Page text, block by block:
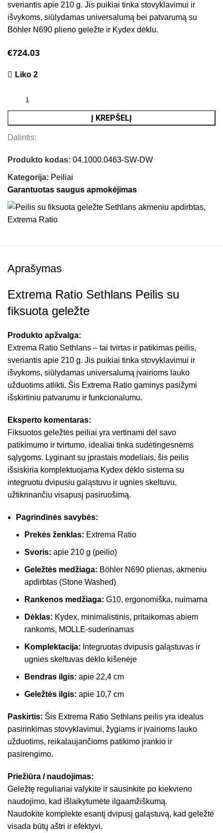
sveriantis apie 210 g. Jis puikiai tinka stovyklavimui ir
išvykoms, siūlydamas universalumą bei patvarumą su
Böhler N690 plieno geležte ir Kydex dėklu.
€724.03
Liko 2
Į KREPŠELĮ
Dalintis:
Produkto kodas:04.1000.0463-SW-DW
Kategorija: Peiliai
Garantuotas saugus apmokėjimas
Aprašymas
Extrema Ratio Sethlans Peilis su
fiksuota geležte
Produkto apžvalga:
Extrema Ratio Sethlans – tai tvirtas ir patikimas peilis,
sveriantis apie 210 g. Jis puikiai tinka stovyklavimui ir
išvykoms, siūlydamas universalumą įvairioms lauko
užduotims atlikti. Šis Extrema Ratio gaminys pasižymi
išskirtiniu patvarumu ir funkcionalumu.
Eksperto komentaras:
Fiksuotos geležtės peiliai yra vertinami dėl savo
patikimumo ir tvirtumo, idealiai tinka sudėtingesnėms
sąlygoms. Lyginant su įprastais modeliais, šis peilis
išsiskiria komplektuojama Kydex dėklo sistema su
integruotu dvipusiu galąstuvu ir ugnies skeltuvu,
užtikrinančiu visapusį pasiruošimą.
Pagrindinės savybės:
Prekės ženklas: Extrema Ratio
Svoris: apie 210 g (peilio)
Geležtės medžiaga: Böhler N690 plienas, akmeniu
apdirbtas (Stone Washed)
Rankenos medžiaga: G10, ergonomiška, nuimama
Dėklas: Kydex, minimalistinis, pritaikomas abiem
rankoms, MOLLE-suderinamas
Komplektacija: Integruotas dvipusis galąstuvas ir
ugnies skeltuvas dėklo kišenėje
Bendras ilgis: apie 22,4 cm
Geležtės ilgis: apie 10,7 cm
Paskirtis: Šis Extrema Ratio Sethlans peilis yra idealus
pasirinkimas stovyklavimui, žygiams ir įvairioms lauko
užduotims, reikalaujančioms patikimo įrankio ir
pasirengimo.
Priežiūra / naudojimas:
Geležtę reguliariai valykite ir sausinkite po kiekvieno
naudojimo, kad išlaikytumėte ilgaamžiškumą.
Naudokite komplekte esantį dvipusį galąstuvą, kad geležtė
visada būtų aštri ir efektyvi.